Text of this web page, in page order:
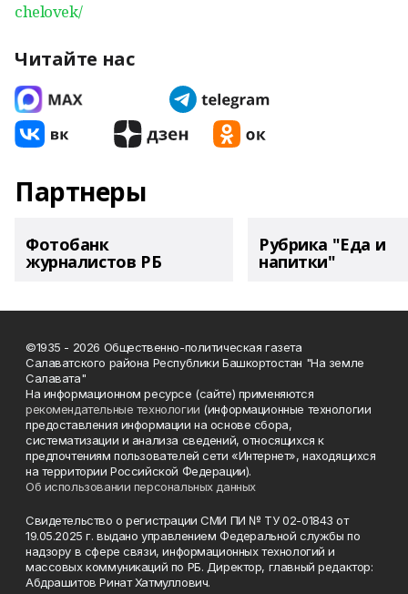
chelovek/
Читайте нас
Партнеры
Фотобанк
журналистов РБ
Рубрика "Еда и
напитки"
©1935 - 2026 Общественно-политическая газета
Салаватского района Республики Башкортостан "На земле
Салавата"
На информационном ресурсе (сайте) применяются
рекомендательные технологии (информационные технологии
предоставления информации на основе сбора,
систематизации и анализа сведений, относящихся к
предпочтениям пользователей сети «Интернет», находящихся
на территории Российской Федерации).
Об использовании персональных данных
Свидетельство о регистрации СМИ ПИ № ТУ 02-01843 от
19.05.2025 г. выдано управлением Федеральной службы по
надзору в сфере связи, информационных технологий и
массовых коммуникаций по РБ. Директор, главный редактор:
Абдрашитов Ринат Хатмуллович.